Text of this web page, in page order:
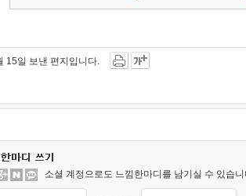
15일 보낸 편지입니다.
소셜 계정으로도 느낌한마디를 남기실 수 있습니